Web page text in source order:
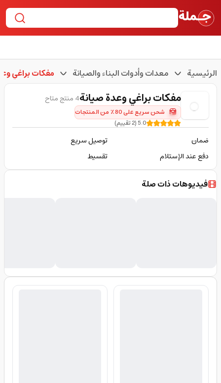
الرئيسية معدات وأدوات البناء والصيانة مفكات براغي
مفكات براغي وعدة صيانة4 منتج متاح
شحن سريع على 80٪ من المنتجات
5.0
(
2تقييم)
ضمان
توصيل سريع
دفع عند الإستلام
تقسيط
فيديوهات ذات صلة